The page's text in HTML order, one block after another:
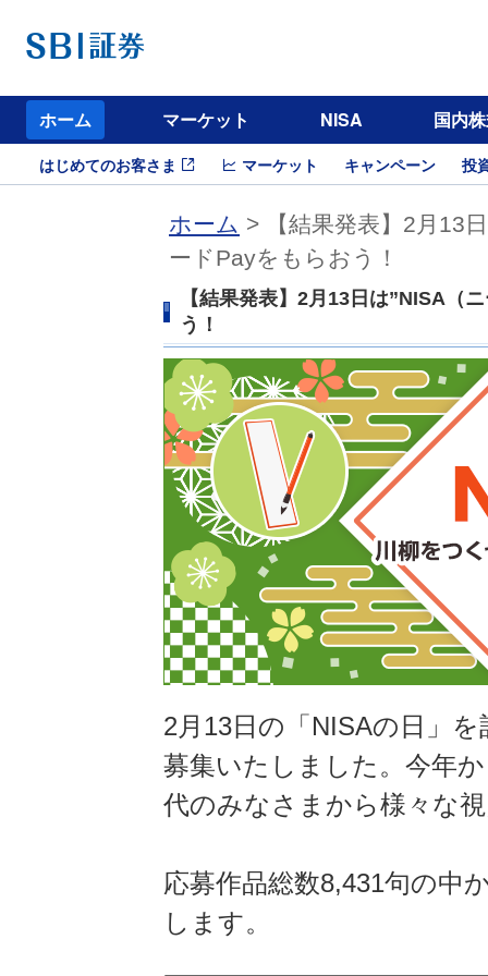
ホーム マーケット NISA 国内
はじめてのお客さま マーケット キャンペーン 投
ホーム > 【結果発表】2月13
ードPayをもらおう！
【結果発表】2月13日は”NISA（
う！
2月13日の「NISAの日」
募集いたしました。今年
代のみなさまから様々な
応募作品総数8,431句の中
します。